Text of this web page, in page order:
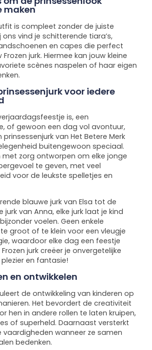
maken
is compleet zonder de juiste
ons vind je schitterende tiara’s,
en capes die perfect
jurk. Hiermee kan jouw kleine
scènes naspelen of haar eigen
voor iedere
is, een
of gewoon een dag vol avontuur,
prinsessenjurk van Het Betere Merk
buitengewoon speciaal.
met zorg ontworpen om elke jonge
te geven, met veel
voor de leukste spelletjes en
blauwe jurk van Elsa tot de
jurk van Anna, elke jurk laat je kind
voelen. Geen enkele
groot of te klein voor een vleugje
waardoor elke dag een feestje
jurk creëer je onvergetelijke
en fantasie!
en ontwikkelen
de ontwikkeling van kinderen op
Het bevordert de creativiteit
hen in andere rollen te laten kruipen,
of superheld. Daarnaast versterkt
vaardigheden wanneer ze samen
bedenken.